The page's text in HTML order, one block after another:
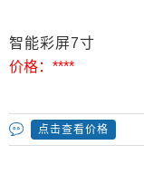
智能彩屏7寸
价格： ****
点击查看价格